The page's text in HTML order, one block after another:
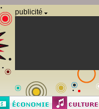
publicité